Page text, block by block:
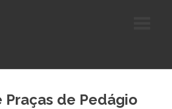
Praças de Pedágio